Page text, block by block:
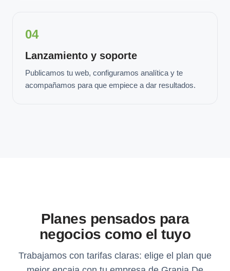
04
Lanzamiento y soporte
Publicamos tu web, configuramos analítica y te
acompañamos para que empiece a dar resultados.
Planes pensados para
negocios como el tuyo
Trabajamos con tarifas claras: elige el plan que